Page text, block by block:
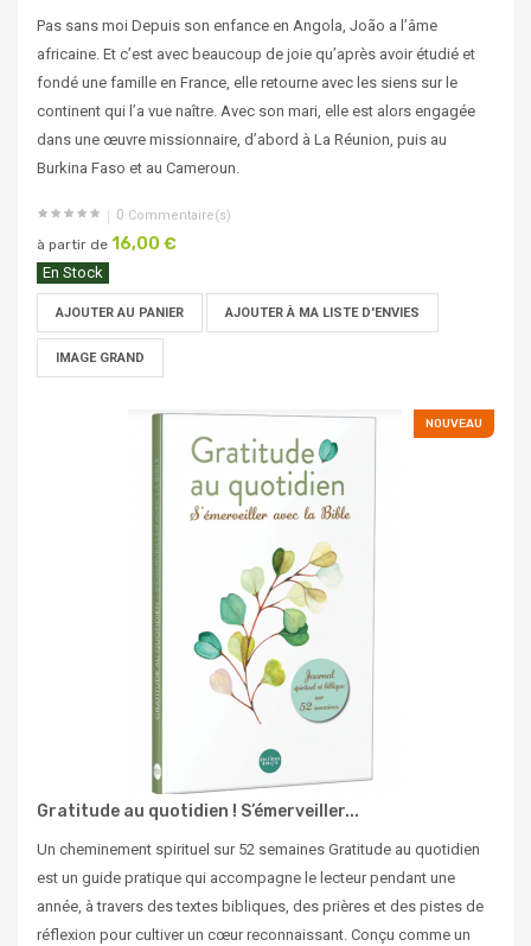
Pas sans moi Depuis son enfance en Angola, João a l’âme
africaine. Et c’est avec beaucoup de joie qu’après avoir étudié et
fondé une famille en France, elle retourne avec les siens sur le
continent qui l’a vue naître. Avec son mari, elle est alors engagée
dans une œuvre missionnaire, d’abord à La Réunion, puis au
Burkina Faso et au Cameroun.
0 Commentaire(s)
à partir de 16,00 €
En Stock
AJOUTER AU PANIER AJOUTER À MA LISTE D'ENVIES
IMAGE GRAND
NOUVEAU
Gratitude au quotidien ! S’émerveiller...
Un cheminement spirituel sur 52 semaines Gratitude au quotidien
est un guide pratique qui accompagne le lecteur pendant une
année, à travers des textes bibliques, des prières et des pistes de
réflexion pour cultiver un cœur reconnaissant. Conçu comme un